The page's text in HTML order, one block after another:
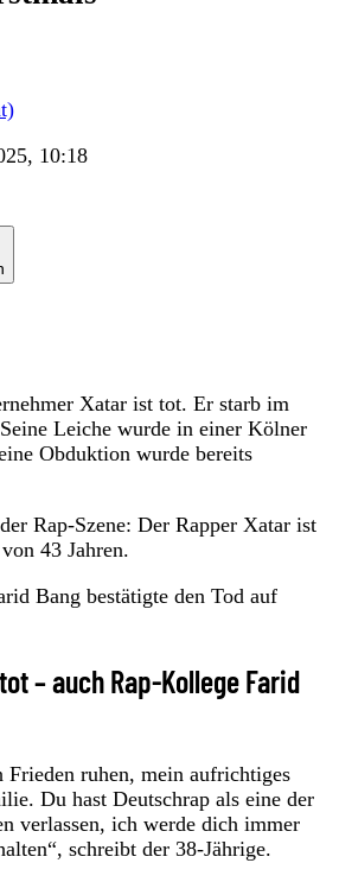
10:18
Xatar ist tot. Er starb im
Leiche wurde in einer Kölner
Obduktion wurde bereits
Rap-Szene: Der Rapper Xatar ist
43 Jahren.
Bang bestätigte den Tod auf
– auch Rap-Kollege Farid
Frieden ruhen, mein aufrichtiges
Du hast Deutschrap als eine der
verlassen, ich werde dich immer
schreibt der 38-Jährige.